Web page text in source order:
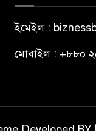
ইমেইল :
মোবাইল : +৮৮০
Developed BY